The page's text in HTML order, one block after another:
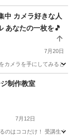
中 カメラ好きな人
あなたの一枚を🎵
7月20日
カメラを手にしてみると
制作教室
7月12日
のはココだけ！ 受講生